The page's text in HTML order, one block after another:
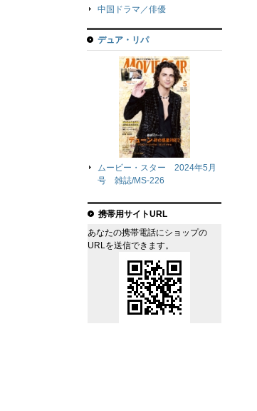
中国ドラマ／俳優
デュア・リパ
ムービー・スター 2024年5月
号 雑誌/MS-226
携帯用サイトURL
あなたの携帯電話にショップの
URLを送信できます。